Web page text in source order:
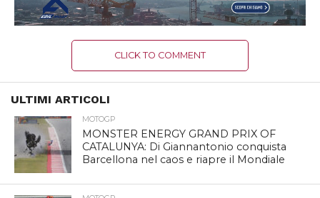
CLICK TO COMMENT
ULTIMI ARTICOLI
MOTOGP
MONSTER ENERGY GRAND PRIX OF
CATALUNYA: Di Giannantonio conquista
Barcellona nel caos e riapre il Mondiale